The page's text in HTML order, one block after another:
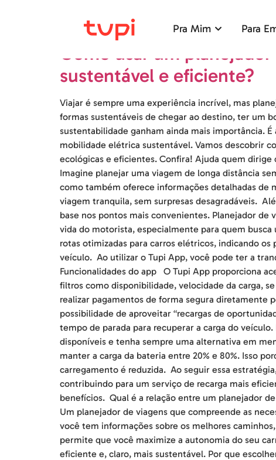
Pra Mim Para
Dia: 10 de janeiro de
Como usar um
sustentável e eficiente?
Viajar é sempre uma experiência incrível, mas
formas sustentáveis de chegar ao destino, ter um
sustentabilidade ganham ainda mais importância.
mobilidade elétrica sustentável. Vamos descobrir
ecológicas e eficientes. Confira! Ajuda quem
Imagine planejar uma viagem de longa distância
como também oferece informações detalhadas de
viagem tranquila, sem surpresas desagradáveis.
base nos pontos mais convenientes. Planejador de
vida do motorista, especialmente para quem
rotas otimizadas para carros elétricos, indicando
veículo. Ao utilizar o Tupi App, você pode ter a
Funcionalidades do app O Tupi App proporciona
filtros como disponibilidade, velocidade da carga,
realizar pagamentos de forma segura diretamente
possibilidade de aproveitar “recargas de
tempo de parada para recuperar a carga do
disponíveis e tenha sempre uma alternativa em
manter a carga da bateria entre 20% e 80%. Isso
carregamento é reduzida. Ao seguir essa
contribuindo para um serviço de recarga mais
benefícios. Qual é a relação entre um planejador
Um planejador de viagens que compreende as
você tem informações sobre os melhores
permite que você maximize a autonomia do seu
eficiente e, claro, mais sustentável. Por que